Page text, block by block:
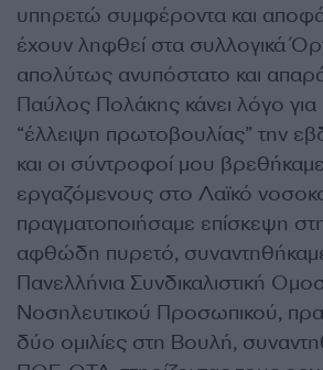
υπηρετώ συμφέροντα και
έχουν ληφθεί στα συλλογικά
απολύτως ανυπόστατο και
Παύλος Πολάκης κάνει λόγο για
“έλλειψη πρωτοβουλίας” την
και οι σύντροφοί μου
εργαζόμενους στο Λαϊκό
πραγματοποιήσαμε επίσκεψη
αφθώδη πυρετό,
Πανελλήνια Συνδικαλιστική
Νοσηλευτικού Προσωπικού,
δύο ομιλίες στη Βουλή,